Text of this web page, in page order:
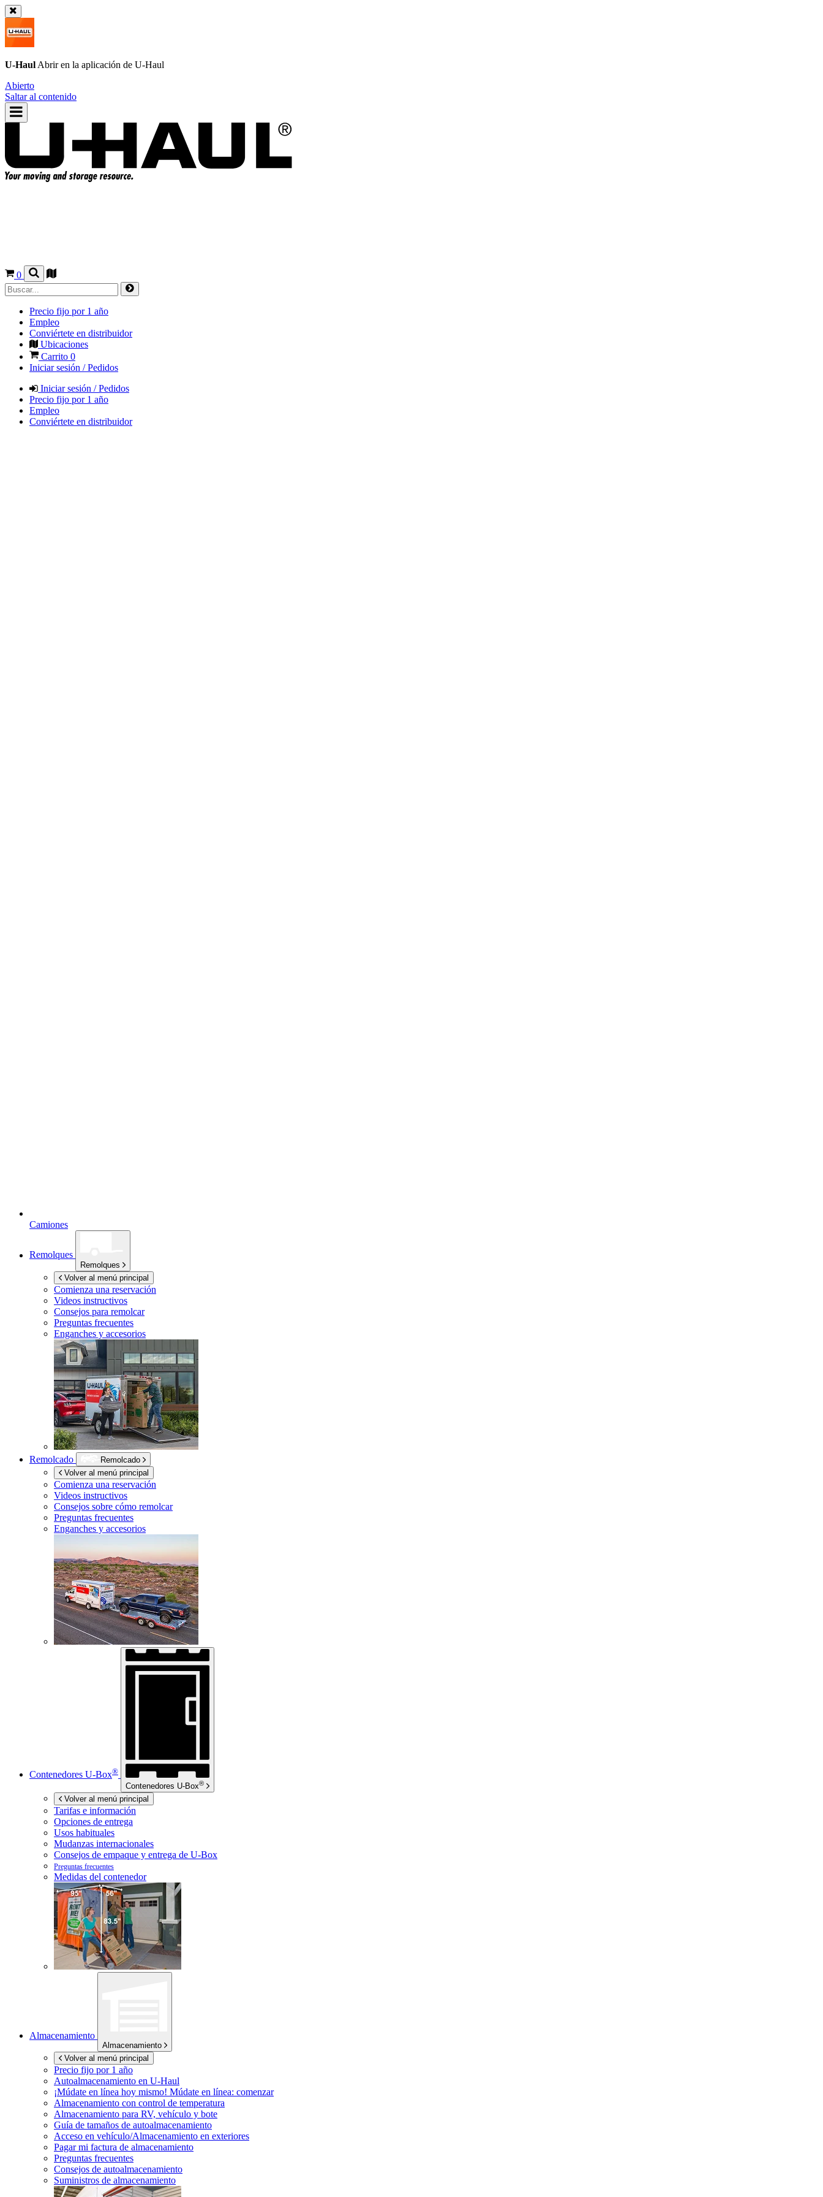
U-Haul Abrir en la aplicación de U-Haul
Abierto
Saltar al contenido
0
Precio fijo por 1 año
Empleo
Conviértete en distribuidor
Ubicaciones
Carrito 0
Iniciar sesión / Pedidos
Iniciar sesión / Pedidos
Precio fijo por 1 año
Empleo
Conviértete en distribuidor
Camiones
Remolques
Remolques
Volver al menú principal
Comienza una reservación
Videos instructivos
Consejos para remolcar
Preguntas frecuentes
Enganches y accesorios
Remolcado
Remolcado
Volver al menú principal
Comienza una reservación
Videos instructivos
Consejos sobre cómo remolcar
Preguntas frecuentes
Enganches y accesorios
Contenedores U-Box®
Contenedores U-Box®
Volver al menú principal
Tarifas e información
Opciones de entrega
Usos habituales
Mudanzas internacionales
Consejos de empaque y entrega de U-Box
Preguntas frecuentes
Medidas del contenedor
Almacenamiento
Almacenamiento
Volver al menú principal
Precio fijo por 1 año
Autoalmacenamiento en U-Haul
¡Múdate en línea hoy mismo! Múdate en línea: comenzar
Almacenamiento con control de temperatura
Almacenamiento para RV, vehículo y bote
Guía de tamaños de autoalmacenamiento
Acceso en vehículo/Almacenamiento en exteriores
Pagar mi factura de almacenamiento
Preguntas frecuentes
Consejos de autoalmacenamiento
Suministros de almacenamiento